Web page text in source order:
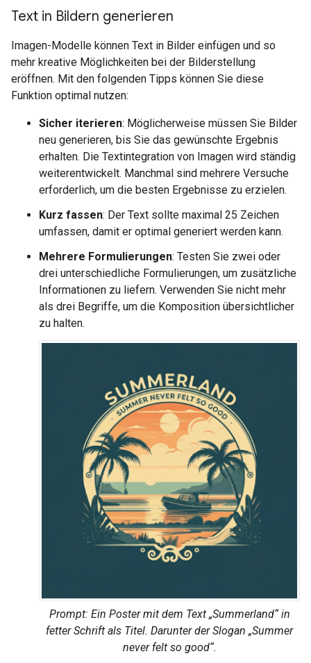
Text in Bildern generieren
Imagen-Modelle können Text in Bilder einfügen und so
mehr kreative Möglichkeiten bei der Bilderstellung
eröffnen. Mit den folgenden Tipps können Sie diese
Funktion optimal nutzen:
Sicher iterieren: Möglicherweise müssen Sie Bilder
neu generieren, bis Sie das gewünschte Ergebnis
erhalten. Die Textintegration von Imagen wird ständig
weiterentwickelt. Manchmal sind mehrere Versuche
erforderlich, um die besten Ergebnisse zu erzielen.
Kurz fassen: Der Text sollte maximal 25 Zeichen
umfassen, damit er optimal generiert werden kann.
Mehrere Formulierungen: Testen Sie zwei oder
drei unterschiedliche Formulierungen, um zusätzliche
Informationen zu liefern. Verwenden Sie nicht mehr
als drei Begriffe, um die Komposition übersichtlicher
zu halten.
Prompt: Ein Poster mit dem Text „Summerland“ in
fetter Schrift als Titel. Darunter der Slogan „Summer
never felt so good“.